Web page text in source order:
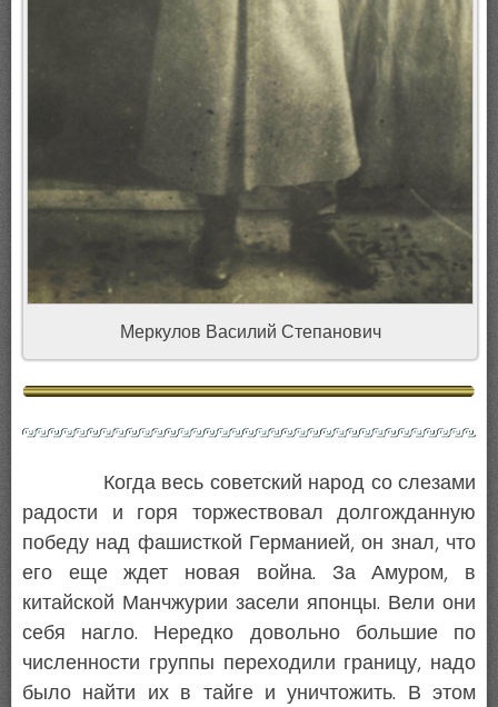
Меркулов Василий Степанович
Когда весь советский народ со слезами
радости и горя торжествовал долгожданную
победу над фашисткой Германией, он знал, что
его еще ждет новая война. За Амуром, в
китайской Манчжурии засели японцы. Вели они
себя нагло. Нередко довольно большие по
численности группы переходили границу, надо
было найти их в тайге и уничтожить. В этом